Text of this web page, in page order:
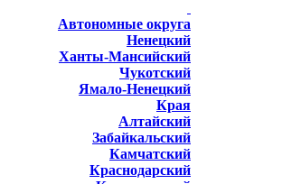
Автономные округа
Ненецкий
Ханты-Мансийский
Чукотский
Ямало-Ненецкий
Края
Алтайский
Забайкальский
Камчатский
Краснодарский